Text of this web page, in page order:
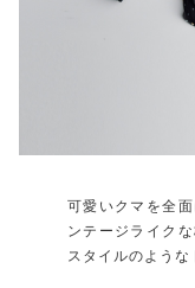
可愛いクマを全
ンテージライク
スタイルのような